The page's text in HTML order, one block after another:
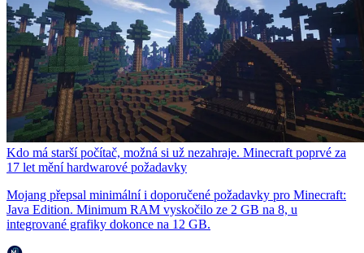
Kdo má starší počítač, možná si už nezahraje. Minecraft poprvé za
17 let mění hardwarové požadavky
Mojang přepsal minimální i doporučené požadavky pro Minecraft:
Java Edition. Minimum RAM vyskočilo ze 2 GB na 8, u
integrované grafiky dokonce na 12 GB.